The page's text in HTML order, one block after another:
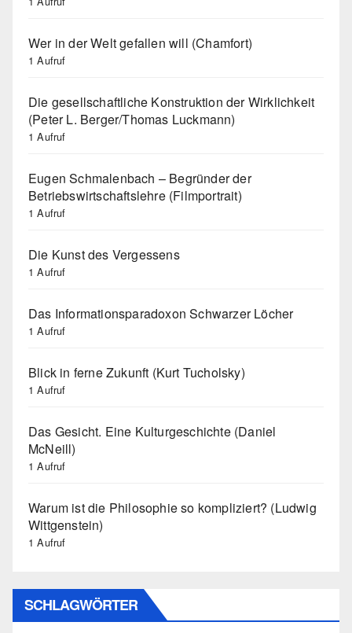
Wer in der Welt gefallen will (Chamfort)
1 Aufruf
Die gesellschaftliche Konstruktion der Wirklichkeit
(Peter L. Berger/Thomas Luckmann)
1 Aufruf
Eugen Schmalenbach – Begründer der
Betriebswirtschaftslehre (Filmportrait)
1 Aufruf
Die Kunst des Vergessens
1 Aufruf
Das Informationsparadoxon Schwarzer Löcher
1 Aufruf
Blick in ferne Zukunft (Kurt Tucholsky)
1 Aufruf
Das Gesicht. Eine Kulturgeschichte (Daniel
McNeill)
1 Aufruf
Warum ist die Philosophie so kompliziert? (Ludwig
Wittgenstein)
1 Aufruf
SCHLAGWÖRTER